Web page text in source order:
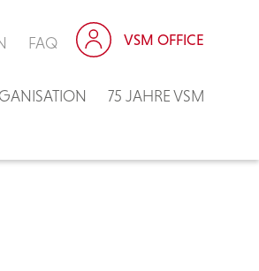
75 JAHRE VSM
FAQ VSM OFFICE